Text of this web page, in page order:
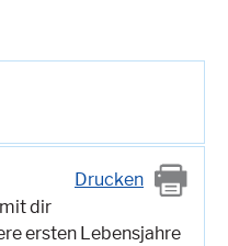
Drucken
dir
ersten Lebensjahre